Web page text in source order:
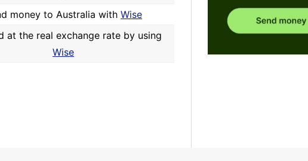
money to Australia with Wise
at the real exchange rate by using
Wise